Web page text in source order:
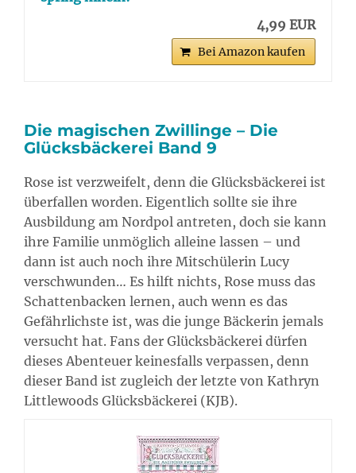
4,99 EUR
Bei Amazon kaufen
Die magischen Zwillinge – Die
Glücksbäckerei Band 9
Rose ist verzweifelt, denn die Glücksbäckerei ist
überfallen worden. Eigentlich sollte sie ihre
Ausbildung am Nordpol antreten, doch sie kann
ihre Familie unmöglich alleine lassen – und
dann ist auch noch ihre Mitschülerin Lucy
verschwunden… Es hilft nichts, Rose muss das
Schattenbacken lernen, auch wenn es das
Gefährlichste ist, was die junge Bäckerin jemals
versucht hat. Fans der Glücksbäckerei dürfen
dieses Abenteuer keinesfalls verpassen, denn
dieser Band ist zugleich der letzte von Kathryn
Littlewoods Glücksbäckerei (KJB).